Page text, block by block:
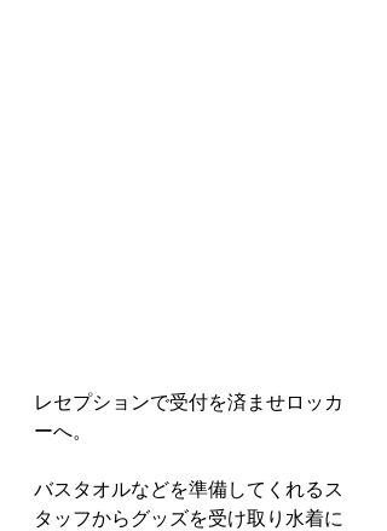
レセプションで受付を済ませロッカ
ーへ。
バスタオルなどを準備してくれるス
タッフからグッズを受け取り水着に